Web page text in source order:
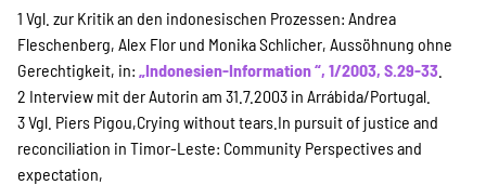
1 Vgl. zur Kritik an den indonesischen Prozessen: Andrea
Fleschenberg, Alex Flor und Monika Schlicher, Aussöhnung ohne
Gerechtigkeit, in: „Indonesien-Information “, 1/2003, S.29-33
2 Interview mit der Autorin am 31.7.2003 in Arrábida/Portugal.
3 Vgl. Piers Pigou,Crying without tears.In pursuit of justice and
reconciliation in Timor-Leste: Community Perspectives and
expectation,